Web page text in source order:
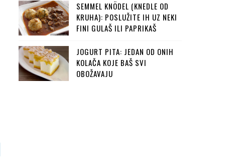
SEMMEL KNÖDEL (KNEDLE OD
KRUHA): POSLUŽITE IH UZ NEKI
FINI GULAŠ ILI PAPRIKAŠ
JOGURT PITA: JEDAN OD ONIH
KOLAČA KOJE BAŠ SVI
OBOŽAVAJU